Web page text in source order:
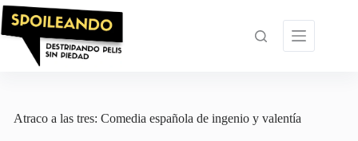
Saltar
al
contenido
Atraco a las tres: Comedia española de ingenio y valentía